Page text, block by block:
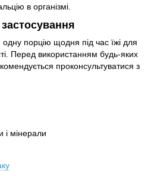
в організмі.
порцію щодня під час їжі для
Перед використанням будь-яких
проконсультуватися з
і мінерали